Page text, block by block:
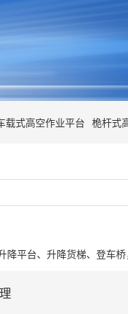
载式高空作业平台 桅杆式
降平台、升降货梯、登车